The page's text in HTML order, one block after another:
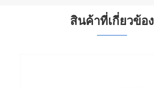
สินค้าที่เกี่ยวข้อง